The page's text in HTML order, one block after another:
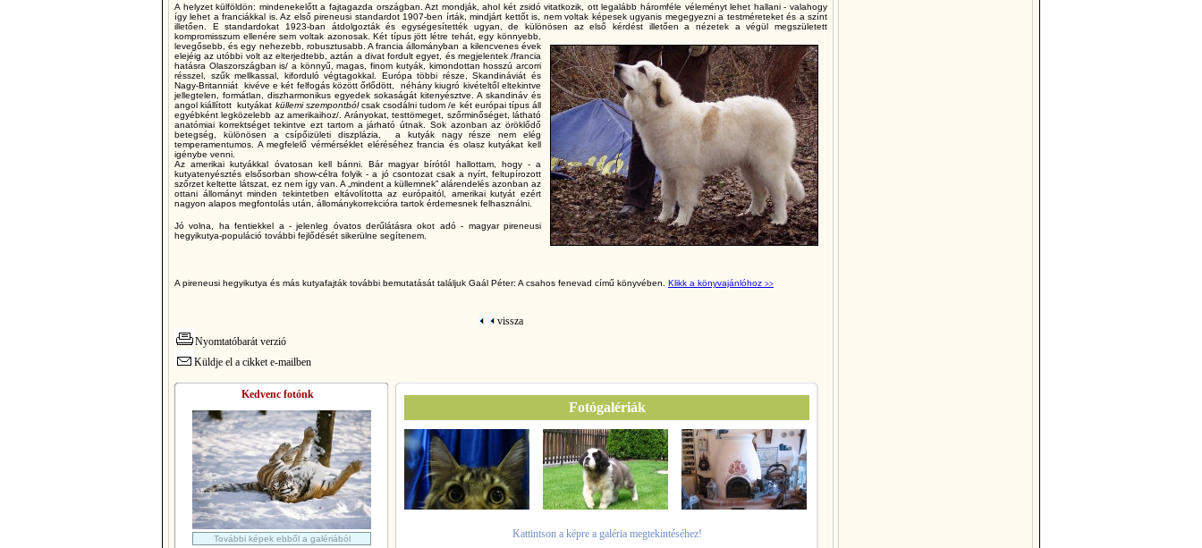
A helyzet külföldön: mindenekelőtt a fajtagazda országban. Azt mondják, ahol két zsidó vitatkozik, ott legalább háromféle véleményt lehet hallani - valahogy
így lehet a franciákkal is. Az első pireneusi standardot 1907-ben írták, mindjárt kettőt is, nem voltak képesek ugyanis megegyezni a testméreteket és a színt
illetően. E standardokat 1923-ban átdolgozták és egységesítették ugyan, de különösen az első kérdést illetően a nézetek a végül megszületett
kompromisszum ellenére sem voltak azonosak.Két típus jött létre tehát, egy könnyebb,
levegősebb, és egy nehezebb, robusztusabb. A francia állományban a kilencvenes évek
elejéig az utóbbi volt az elterjedtebb, aztán a divat fordult egyet, és megjelentek /francia
hatásra Olaszországban is/ a könnyű, magas, finom kutyák, kimondottan hosszú arcorri
résszel, szűk mellkassal, kiforduló végtagokkal. Európa többi része, Skandináviát és
Nagy-Britanniát kivéve e két felfogás között őrlődött, néhány kiugró kivételtől eltekintve
jellegtelen, formátlan, diszharmonikus egyedek sokaságát kitenyésztve. A skandináv és
angol kiállított kutyákat küllemi szempontbólcsak csodálni tudom /e két európai típus áll
egyébként legközelebb az amerikaihoz/. Arányokat, testtömeget, szőrminőséget, látható
anatómiai korrektséget tekintve ezt tartom a járható útnak. Sok azonban az öröklődő
betegség, különösen a csípőizületi diszplázia, a kutyák nagy része nem elég
temperamentumos. A megfelelő vérmérséklet eléréséhez francia és olasz kutyákat kell
igénybe venni.
Az amerikai kutyákkal óvatosan kell bánni. Bár magyar bírótól hallottam, hogy - a
kutyatenyésztés elsősorban show-célra folyik - a jó csontozat csak a nyírt, feltupírozott
szőrzet keltette látszat, ez nem így van. A „mindent a küllemnek” alárendelés azonban az
ottani állományt minden tekintetben eltávolította az európaitól, amerikai kutyát ezért
nagyon alapos megfontolás után, állománykorrekcióra tartok érdemesnek felhasználni.
Jó volna, ha fentiekkel a - jelenleg óvatos derűlátásra okot adó - magyar pireneusi
hegyikutya-populáció további fejlődését sikerülne segítenem.
A pireneusi hegyikutya és más kutyafajták további bemutatását találjuk Gaál Péter: A csahos fenevad című könyvében. Klikk a könyvajánlóhoz >>
vissza
Nyomtatóbarát verzió
Küldje el a cikket e-mailben
Kedvenc fotónk
További képek ebből a galériából
Fotógalériák
Kattintson a képre a galéria megtekintéséhez!